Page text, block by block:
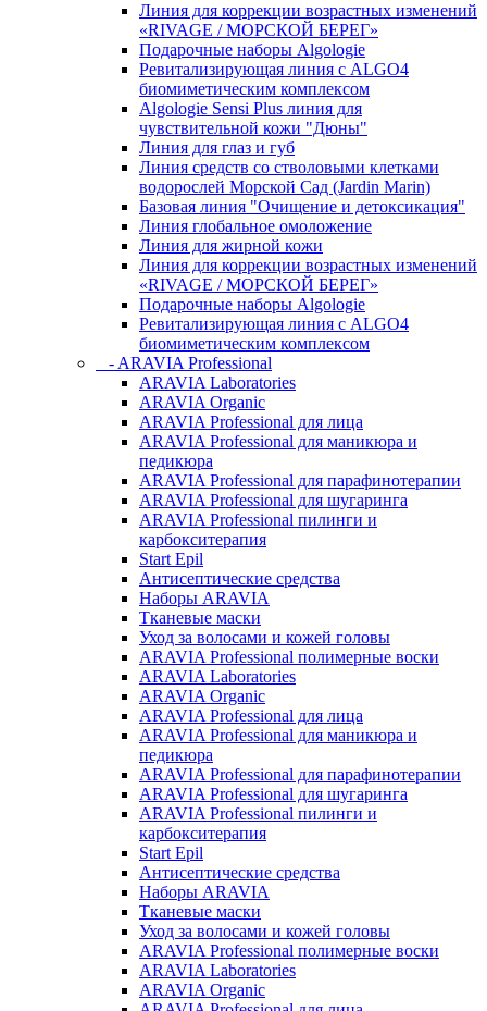
Линия для коррекции возрастных изменений
«RIVAGE / МОРСКОЙ БЕРЕГ»
Подарочные наборы Algologie
Ревитализирующая линия с ALGO4
биомиметическим комплексом
Algologie Sensi Plus линия для
чувcтвительной кожи "Дюны"
Линия для глаз и губ
Линия средств со стволовыми клетками
водорослей Морской Сад (Jardin Marin)
Базовая линия "Очищение и детоксикация"
Линия глобальное омоложение
Линия для жирной кожи
Линия для коррекции возрастных изменений
«RIVAGE / МОРСКОЙ БЕРЕГ»
Подарочные наборы Algologie
Ревитализирующая линия с ALGO4
биомиметическим комплексом
- ARAVIA Professional
ARAVIA Laboratories
ARAVIA Organic
ARAVIA Professional для лица
ARAVIA Professional для маникюра и
педикюра
ARAVIA Professional для парафинотерапии
ARAVIA Professional для шугаринга
ARAVIA Professional пилинги и
карбокситерапия
Start Epil
Антисептические средства
Наборы ARAVIA
Тканевые маски
Уход за волосами и кожей головы
ARAVIA Professional полимерные воски
ARAVIA Laboratories
ARAVIA Organic
ARAVIA Professional для лица
ARAVIA Professional для маникюра и
педикюра
ARAVIA Professional для парафинотерапии
ARAVIA Professional для шугаринга
ARAVIA Professional пилинги и
карбокситерапия
Start Epil
Антисептические средства
Наборы ARAVIA
Тканевые маски
Уход за волосами и кожей головы
ARAVIA Professional полимерные воски
ARAVIA Laboratories
ARAVIA Organic